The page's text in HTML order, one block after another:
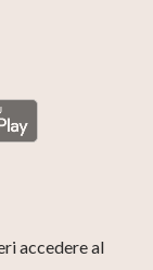
accedere al